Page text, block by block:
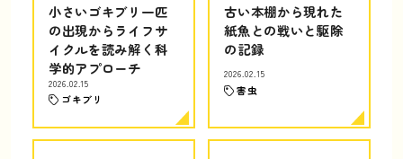
小さいゴキブリ一匹
の出現からライフサ
イクルを読み解く科
学的アプローチ
2026.02.15
ゴキブリ
古い本棚から現れた
紙魚との戦いと駆除
の記録
2026.02.15
害虫